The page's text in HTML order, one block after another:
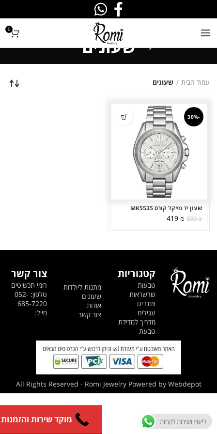
0
שעונים
עמוד הבית שעונים
-30%
שעון יד מייקל קורס MK5535
599₪
המחיר
419 ₪
המחיר
צור קשר
רומי תכשיטים
טלפון: 052-
685-7220
מייל:
מתנות ליולדות
שעונים
אודות
צור קשר
קטגוריות
טבעות
שרשראות
צמידים
עגילים
מדריך למדידת
טבעת
All Rights Reserved - Romi Jewelry Powered by Webdepot
ליעוץ ושירות לקחות מוקד שירות והזמנות